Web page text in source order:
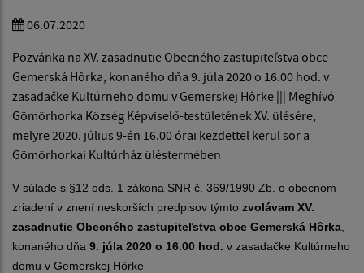
06.07.2020
Pozvánka na XV. zasadnutie Obecného zastupiteľstva obce
Gemerská Hôrka, konaného dňa 9. júla 2020 o 16.00 hod. v
zasadačke Kultúrneho domu v Gemerskej Hôrke ||| Meghívó
Gömörhorka Község Képviselő-testületének XV. ülésére,
melyre 2020. július 9-én 16.00 órai kezdettel kerül sor a
Gömörhorkai Kultúrház üléstermében
V súlade s §12 ods. 1 zákona SNR č. 369/1990 Zb. o obecnom
zriadení v znení neskorších predpisov týmto zvolávam XV.
zasadnutie Obecného zastupiteľstva obce Gemerská Hôrka
konaného dňa 9. júla 2020 o 16.00 hod. v zasadačke Kultúrneho
domu v Gemerskej Hôrke